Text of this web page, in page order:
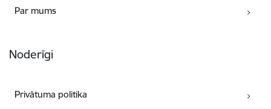
Par mums
Noderīgi
Privātuma politika